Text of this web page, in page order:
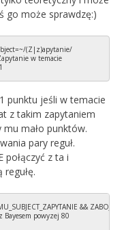
go może sprawdzę:)
(Z|z)apytanie/
w temacie
punktu jeśli w temacie
z takim zapytaniem
mało punktów.
pary reguł.
połączyć z ta i
&&
Bayesem powyzej 80